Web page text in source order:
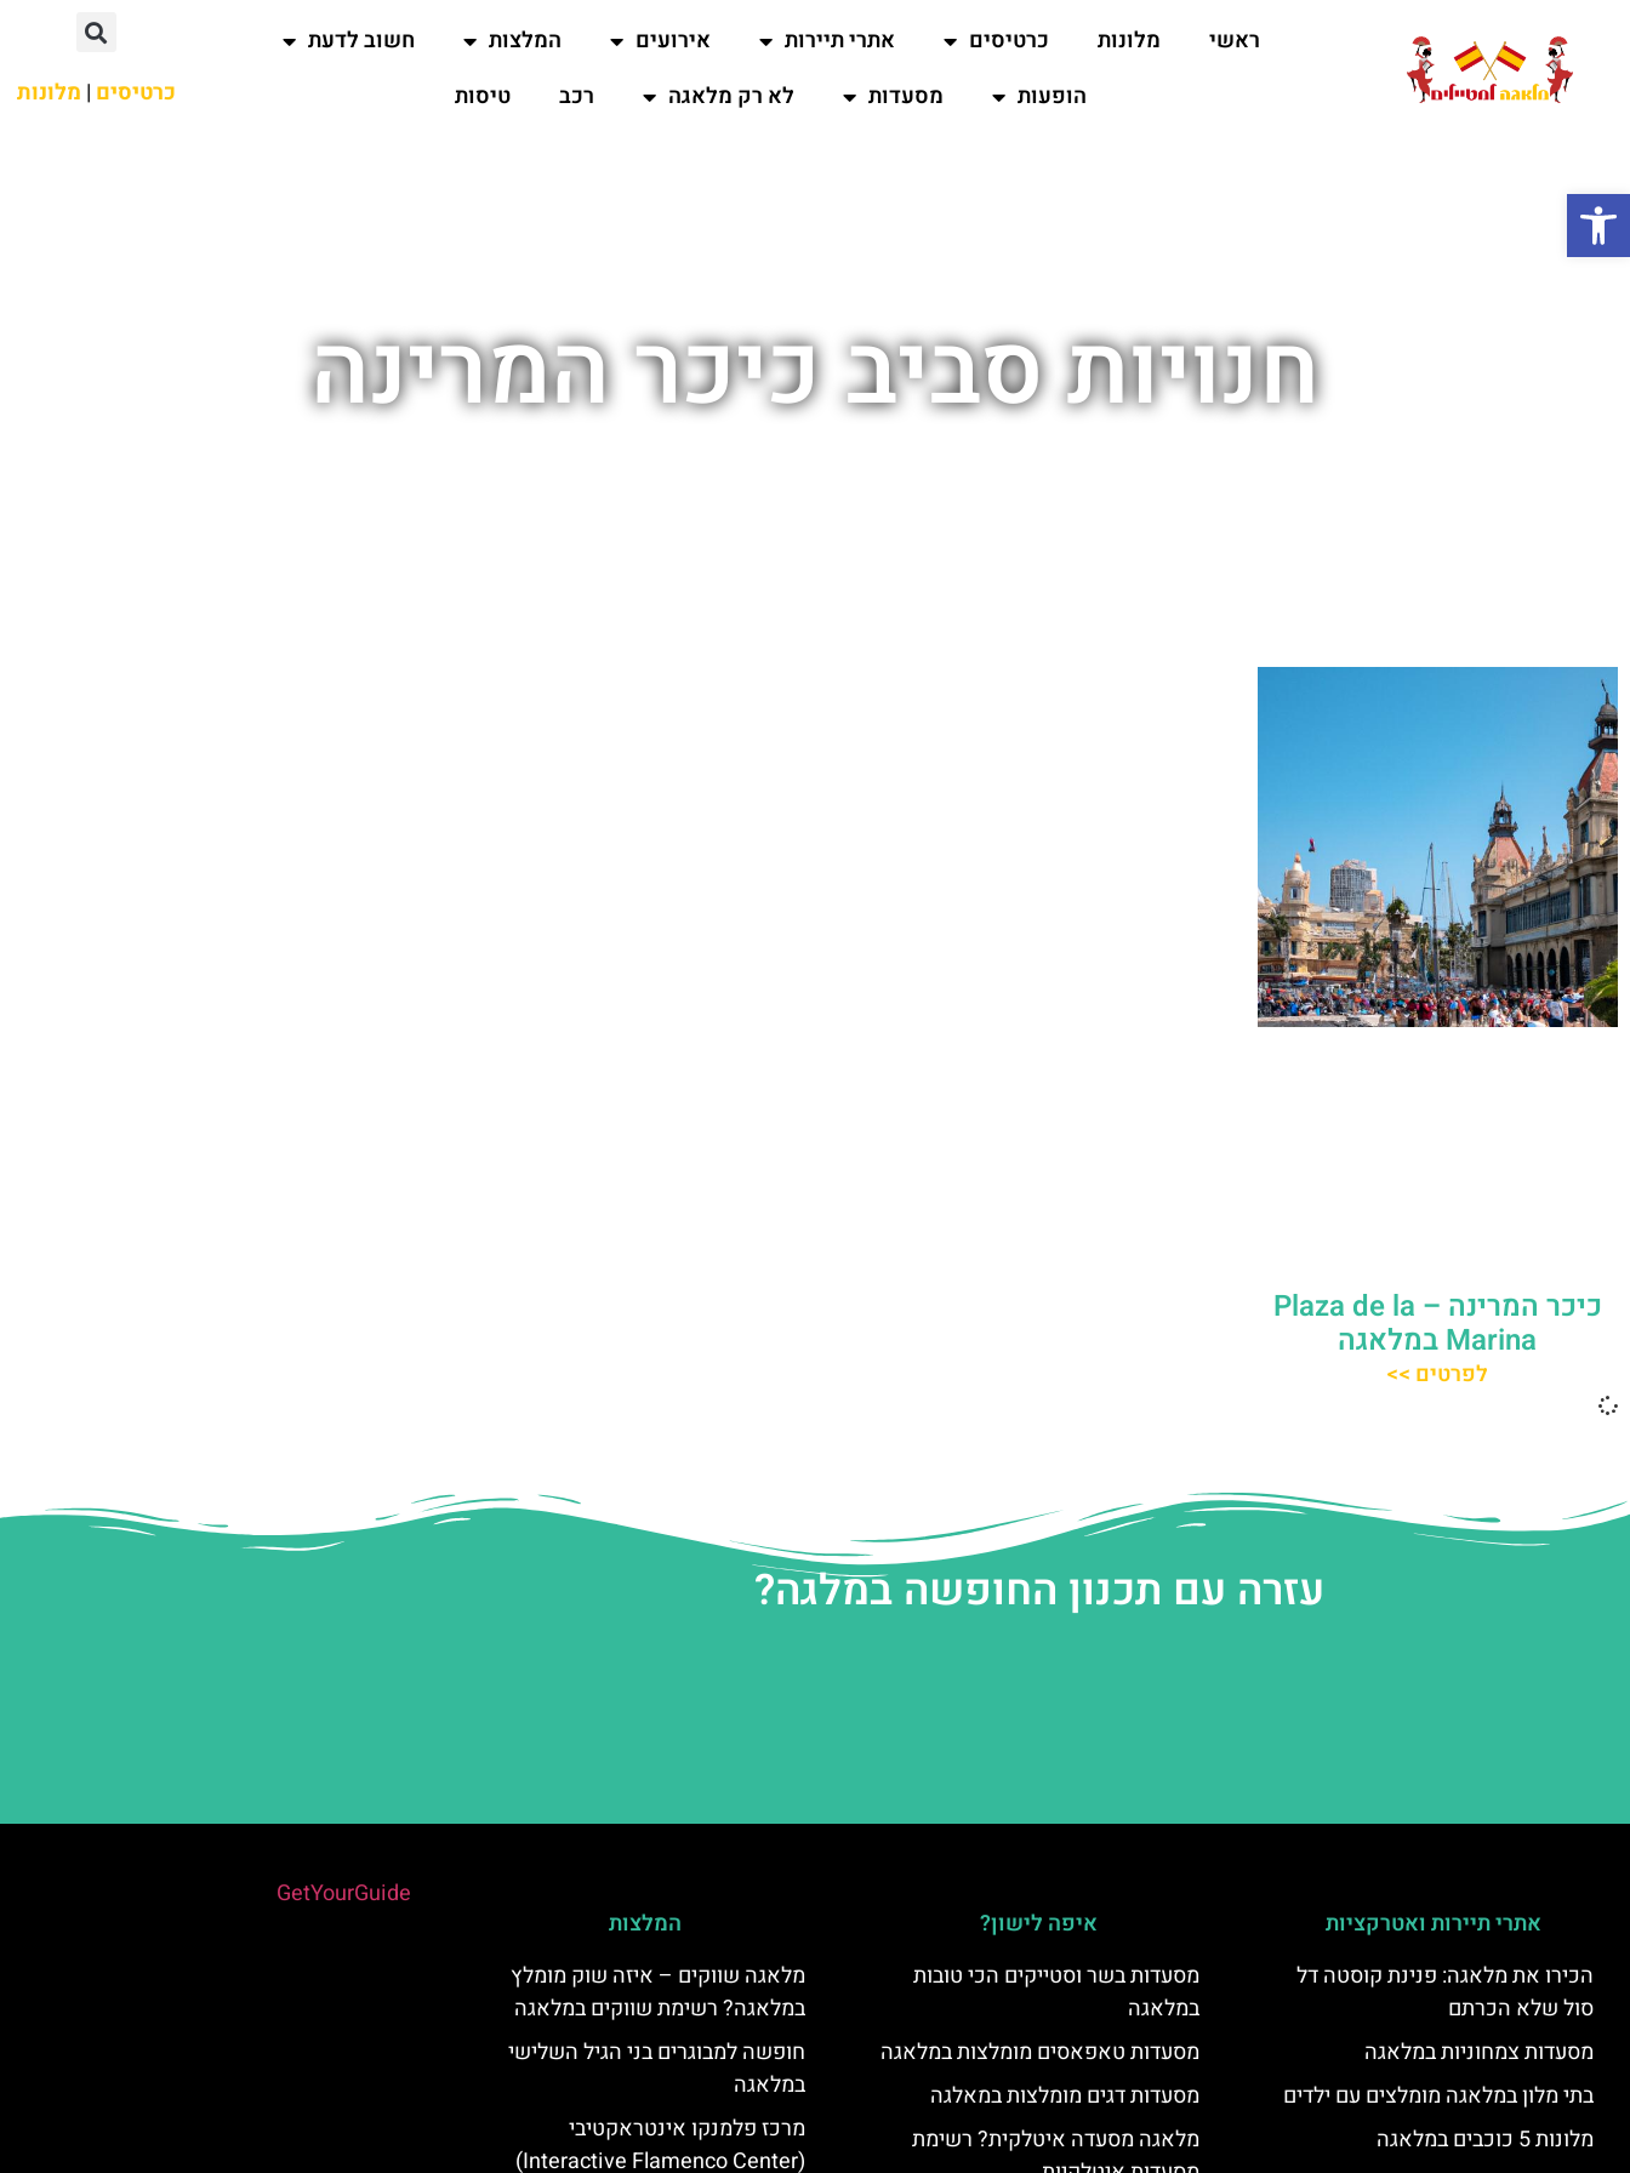
ראשי מלונות כרטיסים אתרי תיירות אירועים המלצות
חשוב לדעת
הופעות
מסעדות לא רק מלאגה רכב טיסות כרטיסים | מלונות
חנויות סביב כיכר המרינה
כיכר המרינה – Plaza de la
Marina במלאגה
לפרטים >>
עזרה עם תכנון החופשה במלגה?
אתרי תיירות ואטרקציות
הכירו את מלאגה: פנינת קוסטה דל
סול שלא הכרתם
מסעדות צמחוניות במלאגה
בתי מלון במלאגה מומלצים עם ילדים
מלונות 5 כוכבים במלאגה
איפה לישון?
מסעדות בשר וסטייקים הכי טובות
במלאגה
מסעדות טאפאסים מומלצות במלאגה
מסעדות דגים מומלצות במאלגה
מלאגה מסעדה איטלקית? רשימת
המלצות
מלאגה שווקים – איזה שוק מומלץ
במלאגה? רשימת שווקים במלאגה
חופשה למבוגרים בני הגיל השלישי
במלאגה
מרכז פלמנקו אינטראקטיבי
(Interactive Flamenco Center)
GetYourGuide
פתח סרגל נגישות